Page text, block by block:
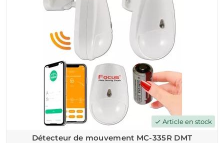
Ce bouton offre une surveillance continue et rassurante, que
ce soit à domicile, dans un appartement ou tout autre espace
nécessitant une protection accrue.
check Article en stock
Détecteur de mouvement MC-335R DMT